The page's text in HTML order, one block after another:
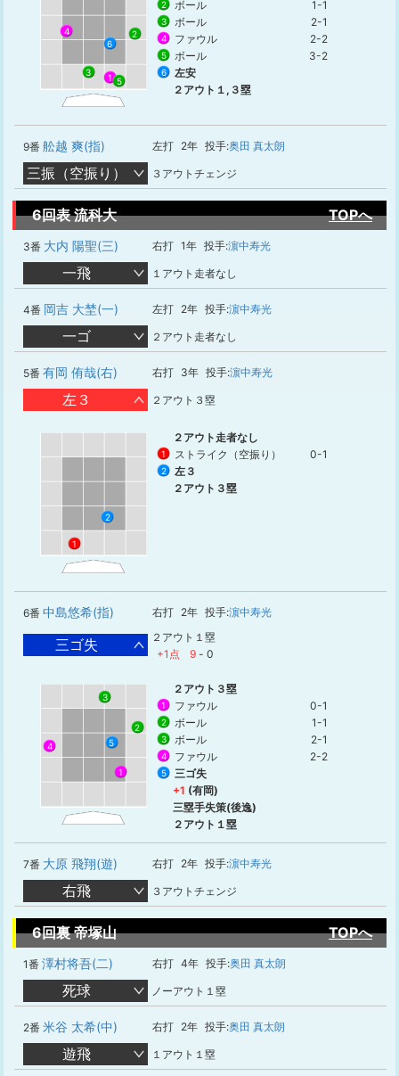
1
2
3
4
5
6
2 ボール 1-1
3 ボール 2-1
4 ファウル 2-2
5 ボール 3-2
6
左安
２アウト１,３塁
9番 舩越 爽(指) 左打 2年 投手:奥田 真太朗
三振（空振り） ３アウトチェンジ
6回表 流科大 TOPへ
3番 大内 陽聖(三) 右打 1年 投手:濵中寿光
一飛 １アウト走者なし
4番 岡吉 大埜(一) 左打 2年 投手:濵中寿光
一ゴ ２アウト走者なし
5番 有岡 侑哉(右) 右打 3年 投手:濵中寿光
左３ ２アウト３塁
1
2
２アウト走者なし
1 ストライク（空振り） 0-1
2
左３
２アウト３塁
6番 中島悠希(指) 右打 2年 投手:濵中寿光
三ゴ失
２アウト１塁
+1点
9 - 0
1
2
3
4 5
２アウト３塁
1 ファウル 0-1
2 ボール 1-1
3 ボール 2-1
4 ファウル 2-2
5
三ゴ失
+1 (有岡)
三塁手失策(後逸)
２アウト１塁
7番 大原 飛翔(遊) 右打 2年 投手:濵中寿光
右飛 ３アウトチェンジ
6回裏 帝塚山 TOPへ
1番 澤村将吾(二) 右打 4年 投手:奥田 真太朗
死球 ノーアウト１塁
2番 米谷 太希(中) 右打 2年 投手:奥田 真太朗
遊飛 １アウト１塁